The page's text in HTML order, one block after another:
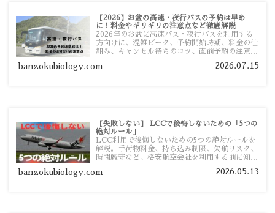
【2026】お盆の高速・夜行バスの予約は早め
に！料金やギリギリの注意点など徹底解説
2026年のお盆に高速バス・夜行バスを利用する
方向けに、混雑ピーク、予約開始時期、料金の仕
組み、キャンセル待ちのコツ、直前予約の注意点
banzokubiology.com 2026.07.15
【失敗しない】 LCCで後悔しないための「5つの
絶対ルール」
LCC利用で後悔しないための5つの絶対ルールを
解説。手荷物料金、持ち込み制限、欠航リスク、
時間厳守など、格安航空会社を利用する前に知っ
す。
banzokubiology.com 2026.05.13